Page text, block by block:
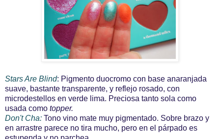
Stars Are Blind: Pigmento duocromo con base anaranjada
suave, bastante transparente, y reflejo rosado, con
microdestellos en verde lima. Preciosa tanto sola como
usada como topper.
Don't Cha: Tono vino mate muy pigmentado. Sobre brazo y
en arrastre parece no tira mucho, pero en el párpado es